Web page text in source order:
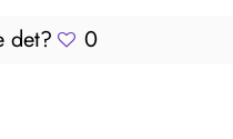
det?
0